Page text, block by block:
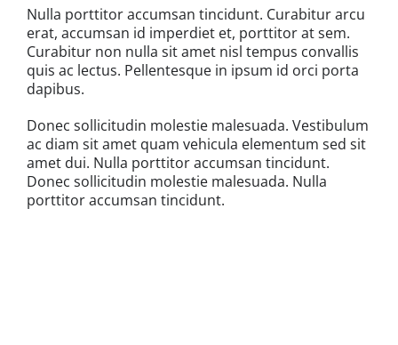
Nulla porttitor accumsan tincidunt. Curabitur arcu
erat, accumsan id imperdiet et, porttitor at sem.
Curabitur non nulla sit amet nisl tempus convallis
quis ac lectus. Pellentesque in ipsum id orci porta
dapibus.
Donec sollicitudin molestie malesuada. Vestibulum
ac diam sit amet quam vehicula elementum sed sit
amet dui. Nulla porttitor accumsan tincidunt.
Donec sollicitudin molestie malesuada. Nulla
porttitor accumsan tincidunt.